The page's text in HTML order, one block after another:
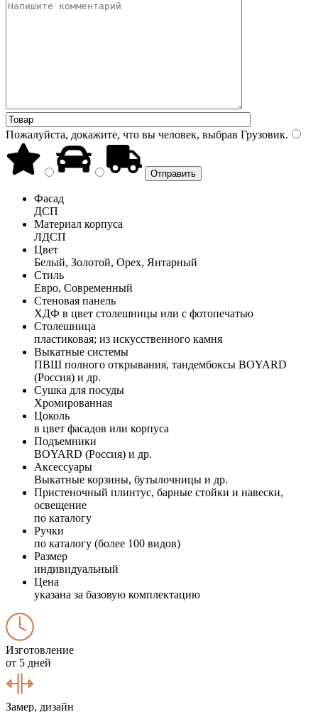
Пожалуйста, докажите, что вы человек, выбрав Грузовик.
Фасад
ДСП
Материал корпуса
ЛДСП
Цвет
Белый, Золотой, Орех, Янтарный
Стиль
Евро, Современный
Стеновая панель
ХДФ в цвет столешницы или с фотопечатью
Столешница
пластиковая; из искусственного камня
Выкатные системы
ПВШ полного открывания, тандембоксы BOYARD
(Россия) и др.
Сушка для посуды
Хромированная
Цоколь
в цвет фасадов или корпуса
Подъемники
BOYARD (Россия) и др.
Аксессуары
Выкатные корзины, бутылочницы и др.
Пристеночный плинтус, барные стойки и навески,
освещение
по каталогу
Ручки
по каталогу (более 100 видов)
Размер
индивидуальный
Цена
указана за базовую комплектацию
Изготовление
от 5 дней
Замер, дизайн